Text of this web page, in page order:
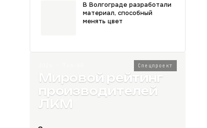
В Волгограде разработали
материал, способный
менять цвет
Спецпроект
Мировой рейтинг
производителей
ЛКМ